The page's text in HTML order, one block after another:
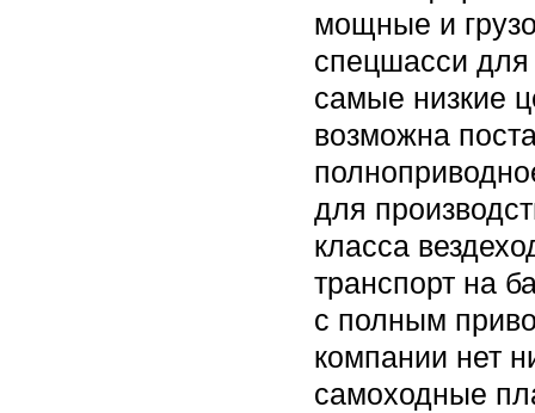
мощные и
спецшасси для
самые низкие
возможна
для
класса
транспорт на
с полным
компании нет
самоходные